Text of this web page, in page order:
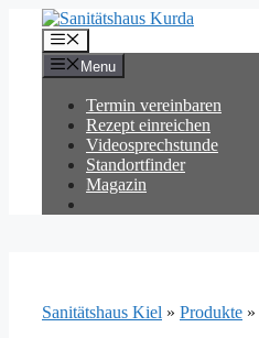
Inhalt
springen
Menü
Menu
Termin vereinbaren
Rezept einreichen
Videosprechstunde
Standortfinder
Magazin
Sanitätshaus Kiel » Produkte »